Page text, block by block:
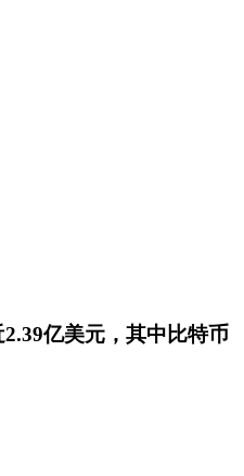
亿美元，其中比特币